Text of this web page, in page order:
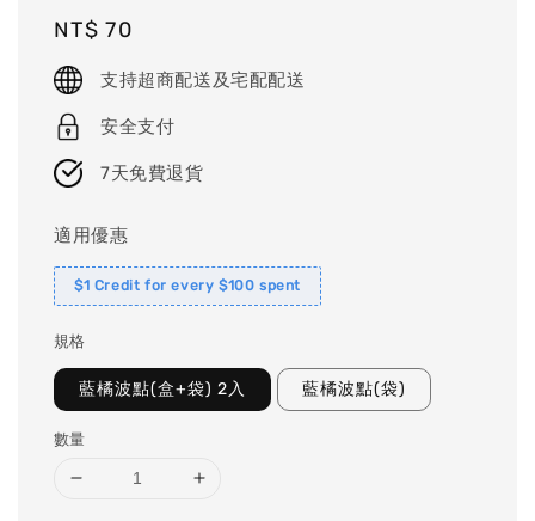
Regular
price
NT$ 70
支持超商配送及宅配配送
安全支付
7天免費退貨
適用優惠
$1 Credit for every $100 spent
規格
藍橘波點(盒+袋) 2入 藍橘波點(袋)
數量